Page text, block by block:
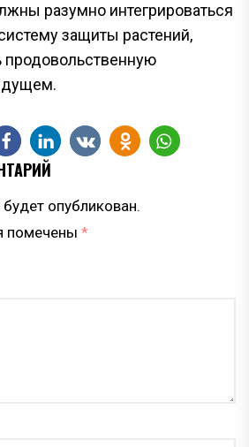
разумно интегрироваться
защиты растений,
продовольственную
опубликован.
помечены *